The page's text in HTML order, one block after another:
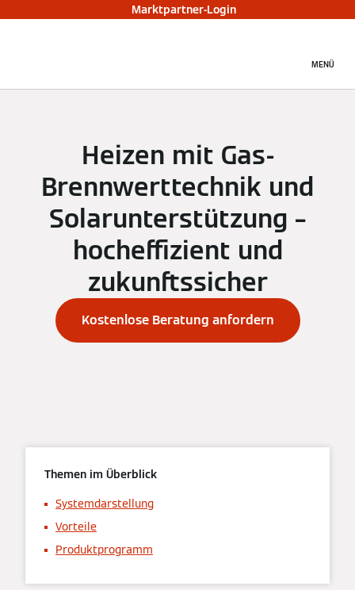
Marktpartner-Login
MENÜ
Heizen mit Gas-
Brennwerttechnik und
Solarunterstützung –
hocheffizient und
zukunftssicher
Kostenlose Beratung anfordern
Themen im Überblick
Systemdarstellung
Vorteile
Produktprogramm